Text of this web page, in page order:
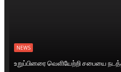
NEWS
உறுப்பினரை வெளியேற்றி சபையை